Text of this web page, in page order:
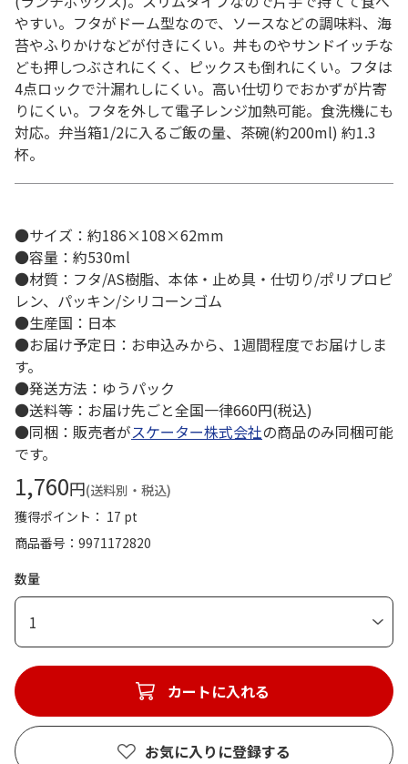
やすい。フタがドーム型なので、ソースなどの調味料、海
苔やふりかけなどが付きにくい。丼ものやサンドイッチな
ども押しつぶされにくく、ピックスも倒れにくい。フタは
4点ロックで汁漏れしにくい。高い仕切りでおかずが片寄
りにくい。フタを外して電子レンジ加熱可能。食洗機にも
対応。弁当箱1/2に入るご飯の量、茶碗(約200ml) 約1.3
杯。
●サイズ：約186×108×62mm
●容量：約530ml
●材質：フタ/AS樹脂、本体・止め具・仕切り/ポリプロピ
レン、パッキン/シリコーンゴム
●生産国：日本
●お届け予定日：お申込みから、1週間程度でお届けしま
す。
●発送方法：ゆうパック
●送料等：お届け先ごと全国一律660円(税込)
●同梱：販売者がスケーター株式会社の商品のみ同梱可能
です。
1,760円(送料別・税込)
獲得ポイント： 17 pt
商品番号
9971172820
数量
1
カートに入れる
お気に入りに登録する